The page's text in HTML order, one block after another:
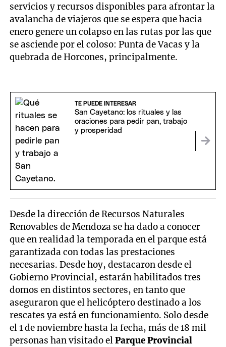
servicios y recursos disponibles para afrontar la
avalancha de viajeros que se espera que hacia
enero genere un colapso en las rutas por las que
se asciende por el coloso: Punta de Vacas y la
quebrada de Horcones, principalmente.
TE PUEDE INTERESAR
San Cayetano: los rituales y las
oraciones para pedir pan, trabajo
y prosperidad
Desde la dirección de Recursos Naturales
Renovables de Mendoza se ha dado a conocer
que en realidad la temporada en el parque está
garantizada con todas las prestaciones
necesarias. Desde hoy, destacaron desde el
Gobierno Provincial, estarán habilitados tres
domos en distintos sectores, en tanto que
aseguraron que el helicóptero destinado a los
rescates ya está en funcionamiento. Solo desde
el 1 de noviembre hasta la fecha, más de 18 mil
personas han visitado elParque Provincial